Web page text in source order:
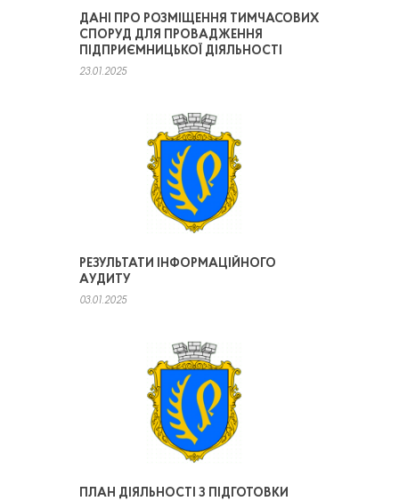
ДАНІ ПРО РОЗМІЩЕННЯ ТИМЧАСОВИХ
СПОРУД ДЛЯ ПРОВАДЖЕННЯ
ПІДПРИЄМНИЦЬКОЇ ДІЯЛЬНОСТІ
23.01.2025
РЕЗУЛЬТАТИ ІНФОРМАЦІЙНОГО
АУДИТУ
03.01.2025
ПЛАН ДІЯЛЬНОСТІ З ПІДГОТОВКИ